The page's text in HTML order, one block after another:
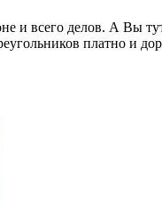
и всего делов. А Вы
платно и